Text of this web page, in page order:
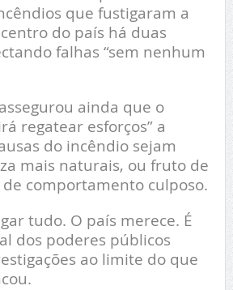
que fustigaram a
do país há duas
falhas “sem nenhum
ainda que o
regatear esforços” a
do incêndio sejam
mais naturais, ou fruto de
comportamento culposo.
tudo. O país merece. É
dos poderes públicos
ao limite do que